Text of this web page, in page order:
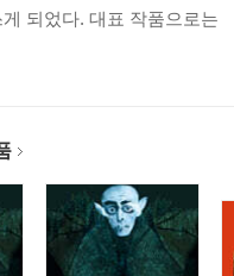
되었다. 대표 작품으로는